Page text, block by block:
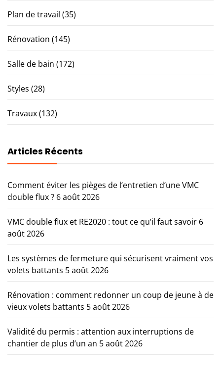
Plan de travail (35)
Rénovation (145)
Salle de bain (172)
Styles (28)
Travaux(132)
Articles Récents
Comment éviter les pièges de l’entretien d’une VMC
double flux ? 6 août 2026
VMC double flux et RE2020 : tout ce qu’il faut savoir 6
août 2026
Les systèmes de fermeture qui sécurisent vraiment vos
volets battants 5 août 2026
Rénovation : comment redonner un coup de jeune à de
vieux volets battants 5 août 2026
Validité du permis : attention aux interruptions de
chantier de plus d’un an 5 août 2026